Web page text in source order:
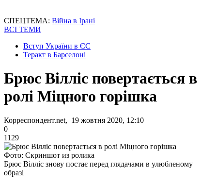
СПЕЦТЕМА: Війна в Ірані
ВСІ ТЕМИ
Вступ України в ЄС
Теракт в Барселоні
Брюс Вілліс повертається в
ролі Міцного горішка
Корреспондент.net, 19 жовтня 2020, 12:10
0
1129
Фото: Скриншот из ролика
Брюс Вілліс знову постає перед глядачами в улюбленому
образі